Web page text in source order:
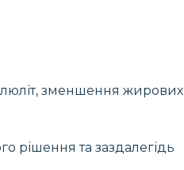
зменшення жирових
рішення та заздалегідь